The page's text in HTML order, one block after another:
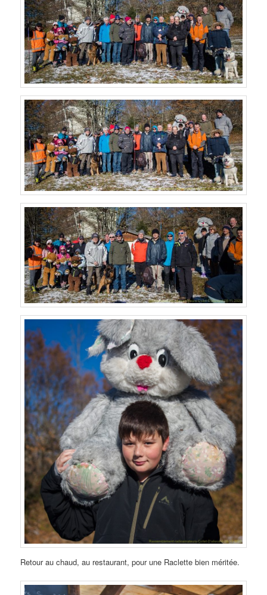
Retour au chaud, au restaurant, pour une Raclette bien méritée.